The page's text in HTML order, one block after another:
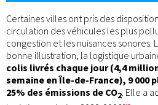
Certaines villes ont pris des
circulation des véhicules les plus
congestion et les nuisances sonores.
bonne illustration, la logistique
colis livrés chaque jour (4,4
semaine en Île-de-France), 9 000
25% des émissions de CO2. Elle a